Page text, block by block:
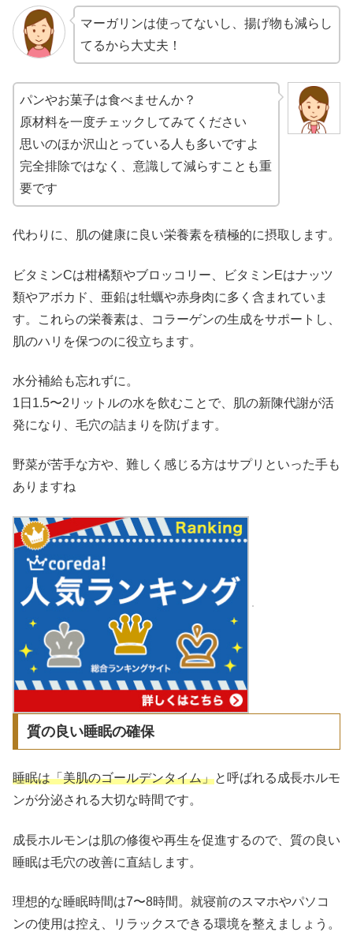
マーガリンは使ってないし、揚げ物も減らし
てるから大丈夫！
パンやお菓子は食べませんか？
原材料を一度チェックしてみてください
思いのほか沢山とっている人も多いですよ
完全排除ではなく、意識して減らすことも重
要です
代わりに、肌の健康に良い栄養素を積極的に摂取します。
ビタミンCは柑橘類やブロッコリー、ビタミンEはナッツ
類やアボカド、亜鉛は牡蠣や赤身肉に多く含まれていま
す。これらの栄養素は、コラーゲンの生成をサポートし、
肌のハリを保つのに役立ちます。
水分補給も忘れずに。
1日1.5〜2リットルの水を飲むことで、肌の新陳代謝が活
発になり、毛穴の詰まりを防げます。
野菜が苦手な方や、難しく感じる方はサプリといった手も
ありますね
質の良い睡眠の確保
睡眠は「美肌のゴールデンタイム」と呼ばれる成長ホルモ
ンが分泌される大切な時間です。
成長ホルモンは肌の修復や再生を促進するので、質の良い
睡眠は毛穴の改善に直結します。
理想的な睡眠時間は7〜8時間。就寝前のスマホやパソコ
ンの使用は控え、リラックスできる環境を整えましょう。